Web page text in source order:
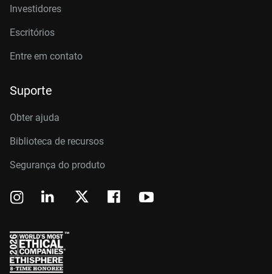
Investidores
Escritórios
Entre em contato
Suporte
Obter ajuda
Biblioteca de recursos
Segurança do produto